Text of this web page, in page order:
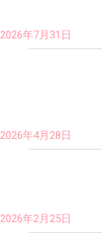
2026年7月31日
2026年4月28日
2026年2月25日